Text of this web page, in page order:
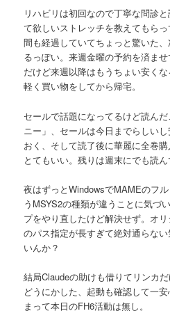
リハビリは初回なので丁寧な問診
て欲しいストレッチを教えてもら
間も経過していてちょっと驚いた
るっぽい。来週金曜の予約を済ま
だけど来週以降はもうちょい安く
軽く買い物をしてから帰宅。
セールで話題になってるけど読ん
ニー」、セールは今日までらしい
おく、そして読了後に華麗に全巻
とてもいい。残りは週末にでも読ん
夜はずっとWindowsでMAMEのフ
うMSYS2の種類が違うことに気づ
プをやり直したけど解決せず。オ
のパス指定が長すぎて絶対通らな
いんか？
結局Claudeの助けも借りてリンカ
どうにかした、起動も確認して一
まって本日のFH6活動は無し。